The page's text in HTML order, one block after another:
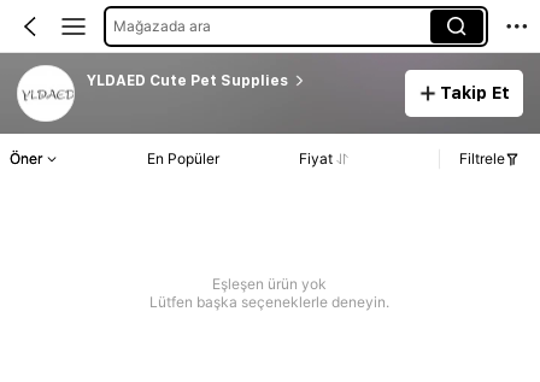
Mağazada ara
YLDAED Cute Pet Supplies
Takip Et
Öner En Popüler Fiyat Filtrele
Eşleşen ürün yok
Lütfen başka seçeneklerle deneyin.